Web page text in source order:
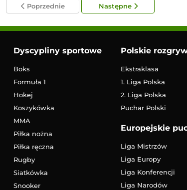
Poprzednie Następne
Dyscypliny sportowe
Boks
Formuła 1
Hokej
Koszykówka
MMA
Piłka nożna
Piłka ręczna
Rugby
Siatkówka
Snooker
Polskie
Ekstraklasa
1. Liga Polska
2. Liga Polska
Puchar Polski
Europejskie
Liga Mistrzów
Liga Europy
Liga Konferencji
Liga Narodów